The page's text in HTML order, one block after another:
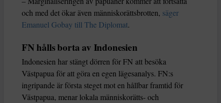
och med det ökar även människorättsbrotten, säger
Emanuel Gobay till The Diplomat.
FN hålls borta av Indonesien
Indonesien har stängt dörren för FN att besöka
Västpapua för att göra en egen lägesanalys. FN:s
ingripande är första steget mot en hållbar framtid för
Västpapua, menar lokala människorätts- och